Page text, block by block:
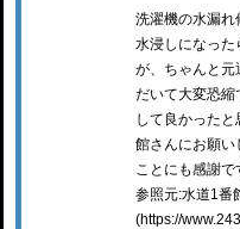
洗濯機の水漏れ
水浸しになっ
が、ちゃんと元
だいて大変恐縮
して良かった
館さんにお願い
ことにも感謝で
参照元:水道1番
(https://